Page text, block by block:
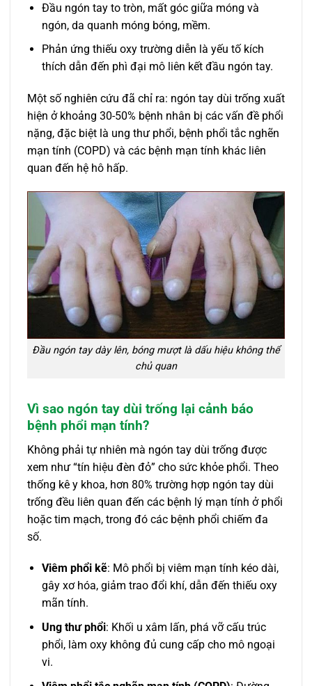
Đầu ngón tay to tròn, mất góc giữa móng và
ngón, da quanh móng bóng, mềm.
Phản ứng thiếu oxy trường diễn là yếu tố kích
thích dẫn đến phì đại mô liên kết đầu ngón tay.
Một số nghiên cứu đã chỉ ra: ngón tay dùi trống xuất
hiện ở khoảng 30-50% bệnh nhân bị các vấn đề phổi
nặng, đặc biệt là ung thư phổi, bệnh phổi tắc nghẽn
mạn tính (COPD) và các bệnh mạn tính khác liên
quan đến hệ hô hấp.
Đầu ngón tay dày lên, bóng mượt là dấu hiệu không thể
chủ quan
Vì sao ngón tay dùi trống lại cảnh báo
bệnh phổi mạn tính?
Không phải tự nhiên mà ngón tay dùi trống được
xem như “tín hiệu đèn đỏ” cho sức khỏe phổi. Theo
thống kê y khoa, hơn 80% trường hợp ngón tay dùi
trống đều liên quan đến các bệnh lý mạn tính ở phổi
hoặc tim mạch, trong đó các bệnh phổi chiếm đa
số.
Viêm phổi kẽ: Mô phổi bị viêm mạn tính kéo dài,
gây xơ hóa, giảm trao đổi khí, dẫn đến thiếu oxy
mãn tính.
Ung thư phổi: Khối u xâm lấn, phá vỡ cấu trúc
phổi, làm oxy không đủ cung cấp cho mô ngoại
vi.